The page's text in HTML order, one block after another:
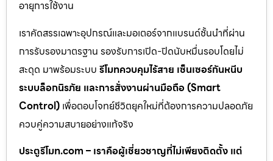
อายุการใช้งาน
เราคัดสรรเฉพาะอุปกรณ์และมอเตอร์จากแบรนด์ชั้นนำที่ผ่าน
การรับรองมาตรฐาน รองรับการเปิด-ปิดนับหมื่นรอบโดยไม่
สะดุด มาพร้อมระบบ รีโมทควบคุมไร้สาย เซ็นเซอร์กันหนีบ
ระบบล็อกนิรภัย และการสั่งงานผ่านมือถือ (Smart
Control) เพื่อตอบโจทย์ชีวิตยุคใหม่ที่ต้องการความปลอดภัย
ควบคู่ความสบายอย่างแท้จริง
ประตูรีโมท.com – เราคือผู้เชี่ยวชาญที่ไม่เพียงติดตั้ง แต่